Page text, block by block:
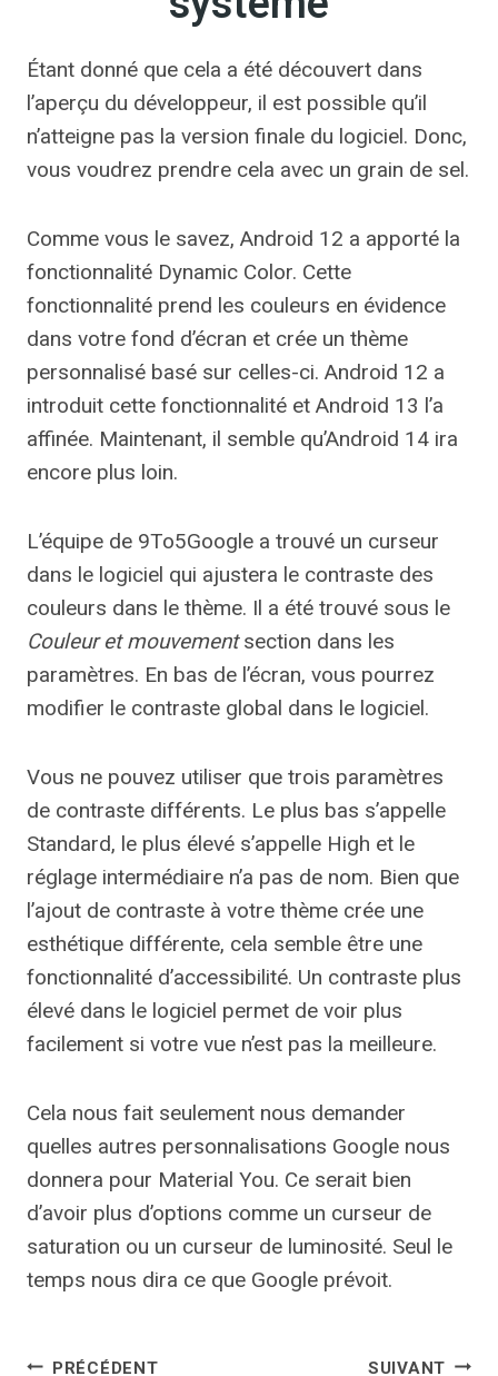
Étant donné que cela a été découvert dans
l’aperçu du développeur, il est possible qu’il
n’atteigne pas la version finale du logiciel. Donc,
vous voudrez prendre cela avec un grain de sel.
Comme vous le savez, Android 12 a apporté la
fonctionnalité Dynamic Color. Cette
fonctionnalité prend les couleurs en évidence
dans votre fond d’écran et crée un thème
personnalisé basé sur celles-ci. Android 12 a
introduit cette fonctionnalité et Android 13 l’a
affinée. Maintenant, il semble qu’Android 14 ira
encore plus loin.
L’équipe de 9To5Google a trouvé un curseur
dans le logiciel qui ajustera le contraste des
couleurs dans le thème. Il a été trouvé sous le
Couleur et mouvementsection dans les
paramètres. En bas de l’écran, vous pourrez
modifier le contraste global dans le logiciel.
Vous ne pouvez utiliser que trois paramètres
de contraste différents. Le plus bas s’appelle
Standard, le plus élevé s’appelle High et le
réglage intermédiaire n’a pas de nom. Bien que
l’ajout de contraste à votre thème crée une
esthétique différente, cela semble être une
fonctionnalité d’accessibilité. Un contraste plus
élevé dans le logiciel permet de voir plus
facilement si votre vue n’est pas la meilleure.
Cela nous fait seulement nous demander
quelles autres personnalisations Google nous
donnera pour Material You. Ce serait bien
d’avoir plus d’options comme un curseur de
saturation ou un curseur de luminosité. Seul le
temps nous dira ce que Google prévoit.
PRÉCÉDENT SUIVANT